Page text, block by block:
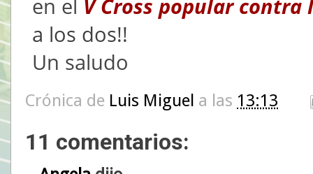
en el V Cross popular contra
a los dos!!
Un saludo
Crónica de Luis Miguel a las 13:13
11 comentarios: